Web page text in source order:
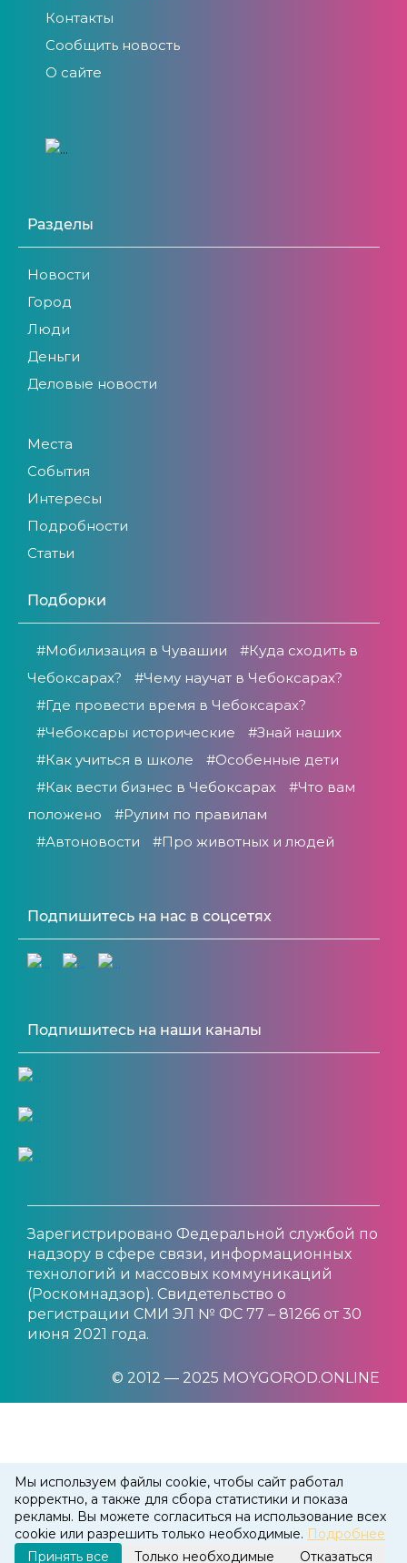
Мы используем файлы cookie, чтобы сайт работал
корректно, а также для сбора статистики и показа
рекламы. Вы можете согласиться на использование всех
cookie или разрешить только необходимые. Подробнее
Принять все
Только необходимые Отказаться
Контакты
Сообщить новость
О сайте
Разделы
Новости
Город
Люди
Деньги
Деловые новости
Места
События
Интересы
Подробности
Статьи
Подборки
#Мобилизация в Чувашии
#Куда сходить в
Чебоксарах?
#Чему научат в Чебоксарах?
#Где провести время в Чебоксарах?
#Чебоксары исторические
#Знай наших
#Как учиться в школе
#Особенные дети
#Как вести бизнес в Чебоксарах
#Что вам
положено
#Рулим по правилам
#Автоновости
#Про животных и людей
Подпишитесь на нас в соцсетях
Подпишитесь на наши каналы
Зарегистрировано Федеральной службой по
надзору в сфере связи, информационных
технологий и массовых коммуникаций
(Роскомнадзор). Свидетельство о
регистрации СМИ ЭЛ № ФС 77 – 81266 от 30
июня 2021 года.
© 2012 — 2025 MOYGOROD.ONLINE